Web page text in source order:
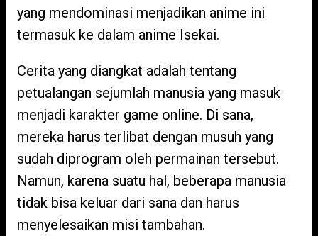
yang mendominasi menjadikan anime ini
termasuk ke dalam anime Isekai.
Cerita yang diangkat adalah tentang
petualangan sejumlah manusia yang masuk
menjadi karakter game online. Di sana,
mereka harus terlibat dengan musuh yang
sudah diprogram oleh permainan tersebut.
Namun, karena suatu hal, beberapa manusia
tidak bisa keluar dari sana dan harus
menyelesaikan misi tambahan.